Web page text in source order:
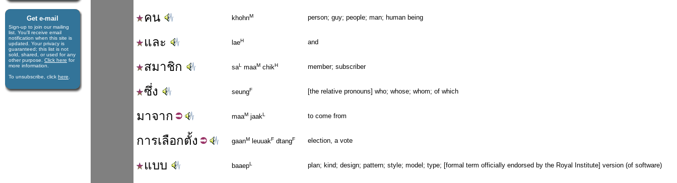
Get e-mail
Sign-up to join our mail­ing
list. You'll receive e­mail
notification when this site is
updated. Your privacy is
guaran­teed; this list is not
sold, shared, or used for any
other purpose. Click here for
more infor­mation.
To unsubscribe, click here
คน khohnM person; guy; people; man; human being
และ laeH and
สมาชิก saL maaM chikH member; subscriber
ซึ่ง seungF [the relative pronouns] who; whose; whom; of which
มาจาก maaM jaakL to come from
การเลือกตั้ง gaanM leuuakF dtangF election, a vote
แบบ baaepL plan; kind; design; pattern; style; model; type; [formal term officially endorsed by the Royal Institute] version (of software)